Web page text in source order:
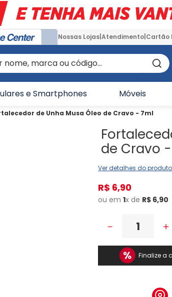
Nossas Lojas Atendimento Cartão
marca ou código...
e Smartphones Móveis
de Unha Musa Óleo de Cravo - 7ml
de Cravo
Ver detalhes do produto
R$ 6,90
ou em1x de R$ 6,90
＋
－
Finalize a